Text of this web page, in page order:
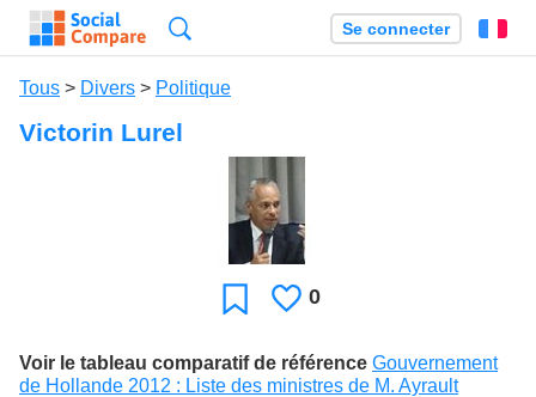
Se connecter
Tous > Divers > Politique
Victorin Lurel
Favori J'aime
0
Voir le tableau comparatif de référence Gouvernement
de Hollande 2012 : Liste des ministres de M. Ayrault